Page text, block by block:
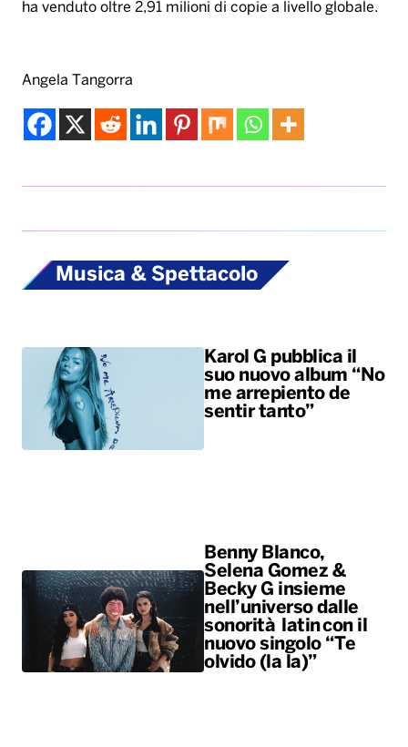
ha venduto oltre 2,91 milioni di copie a livello globale.
Angela Tangorra
Musica & Spettacolo
Karol G pubblica il
suo nuovo album “No
me arrepiento de
sentir tanto”
Benny Blanco,
Selena Gomez &
Becky G insieme
nell’universo dalle
sonorità latin con il
nuovo singolo “Te
olvido (la la)”